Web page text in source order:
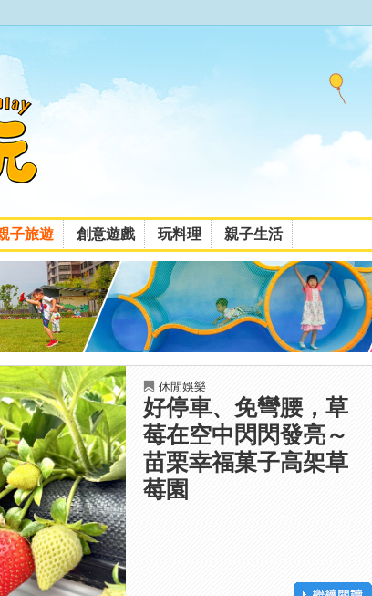
子旅遊 創意遊戲 玩料理 親子生活
休閒娛樂
好停車、免彎腰，草
莓在空中閃閃發亮～
苗栗幸福菓子高架草
莓園